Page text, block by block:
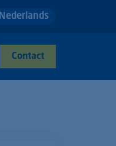
Nederlands
English
Contact